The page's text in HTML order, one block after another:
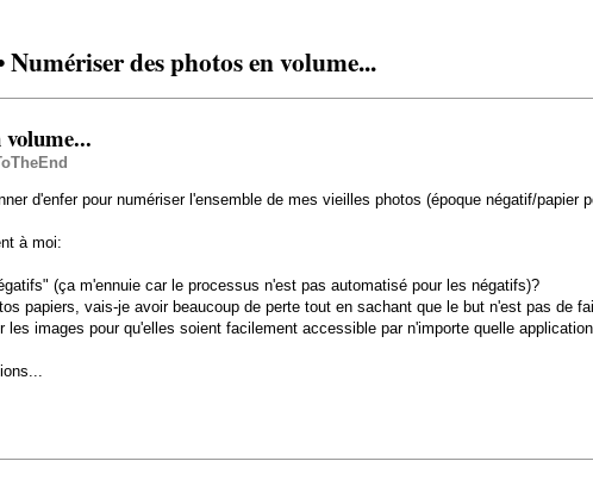
des photos en volume...
d'enfer pour numériser l'ensemble de mes vieilles photos (époque négatif/papier
à moi:
(ça m'ennuie car le processus n'est pas automatisé pour les négatifs)?
papiers, vais-je avoir beaucoup de perte tout en sachant que le but n'est pas de
images pour qu'elles soient facilement accessible par n'importe quelle